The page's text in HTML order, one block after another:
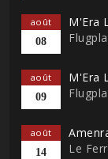
août
08
M'Era
août
09
M'Era
août
14
Le